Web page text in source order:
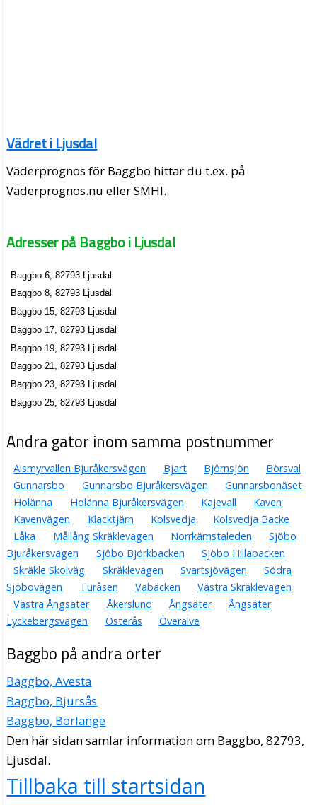
Vädret i Ljusdal
Väderprognos för Baggbo hittar du t.ex. på
Väderprognos.nu eller SMHI.
Adresser på Baggbo i Ljusdal
Baggbo 6, 82793 Ljusdal
Baggbo 8, 82793 Ljusdal
Baggbo 15, 82793 Ljusdal
Baggbo 17, 82793 Ljusdal
Baggbo 19, 82793 Ljusdal
Baggbo 21, 82793 Ljusdal
Baggbo 23, 82793 Ljusdal
Baggbo 25, 82793 Ljusdal
Andra gator inom samma postnummer
Alsmyrvallen Bjuråkersvägen Bjart Björnsjön
Börsval
Gunnarsbo
Gunnarsbo Bjuråkersvägen
Gunnarsbonäset
Holänna
Holänna Bjuråkersvägen Kajevall
Kaven
Kavenvägen
Klacktjärn Kolsvedja
Kolsvedja Backe
Låka
Mållång Skräklevägen Norrkämstaleden
Sjöbo
Bjuråkersvägen
Sjöbo Björkbacken
Sjöbo Hillabacken
Skräkle Skolväg
Skräklevägen Svartsjövägen
Södra
Sjöbovägen
Turåsen Vabäcken
Västra Skräklevägen
Västra Ångsäter
Åkerslund Ångsäter
Ångsäter
Lyckebergsvägen
Österås Överälve
Baggbo på andra orter
Baggbo, Avesta
Baggbo, Bjursås
Baggbo, Borlänge
Den här sidan samlar information om Baggbo, 82793,
Ljusdal.
Tillbaka till startsidan